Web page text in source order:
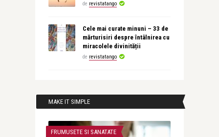
de revistatango
Cele mai curate minuni – 33 de
mărturisiri despre întâlnirea cu
miracolele divinității
de revistatango
MAKE IT SIMPLE
FRUMUSETE SI SANATATE